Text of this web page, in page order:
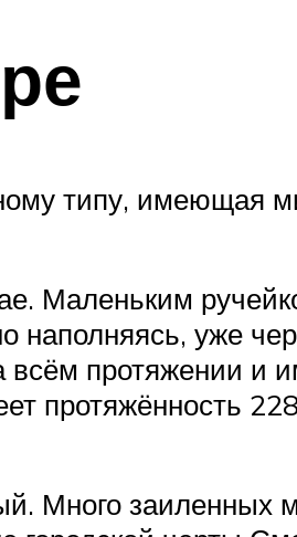
типу, имеющая
Маленьким
наполняясь, уже
протяжении и
протяжённость
Много заиленных